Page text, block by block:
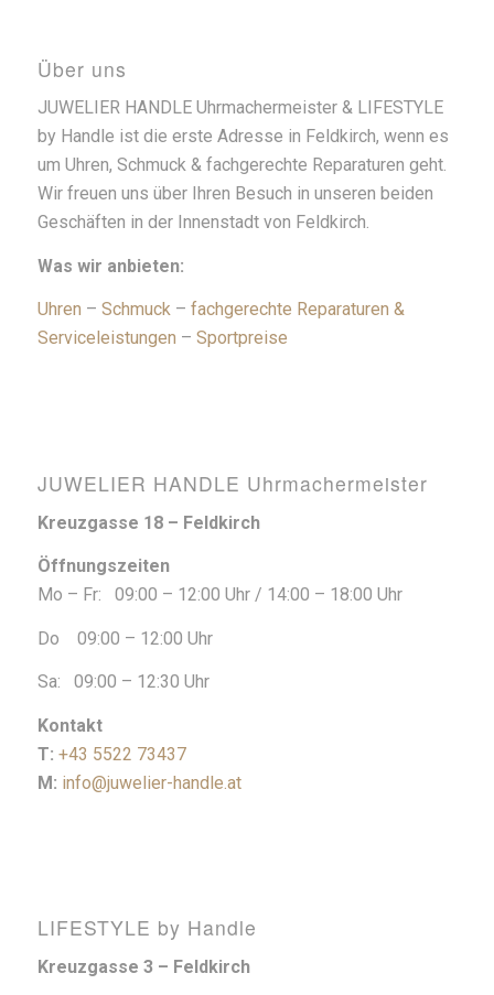
Über uns
JUWELIER HANDLE Uhrmachermeister & LIFESTYLE
by Handle ist die erste Adresse in Feldkirch, wenn es
um Uhren, Schmuck & fachgerechte Reparaturen geht.
Wir freuen uns über Ihren Besuch in unseren beiden
Geschäften in der Innenstadt von Feldkirch.
Was wir anbieten:
Uhren – Schmuck– fachgerechte Reparaturen &
Serviceleistungen – Sportpreise
JUWELIER HANDLE Uhrmachermeister
Kreuzgasse 18 – Feldkirch
Öffnungszeiten
Mo – Fr: 09:00 – 12:00 Uhr / 14:00 – 18:00 Uhr
Do 09:00 – 12:00 Uhr
Sa: 09:00 – 12:30 Uhr
Kontakt
T: +43 5522 73437
M: info@juwelier-handle.at
LIFESTYLE by Handle
Kreuzgasse 3 – Feldkirch